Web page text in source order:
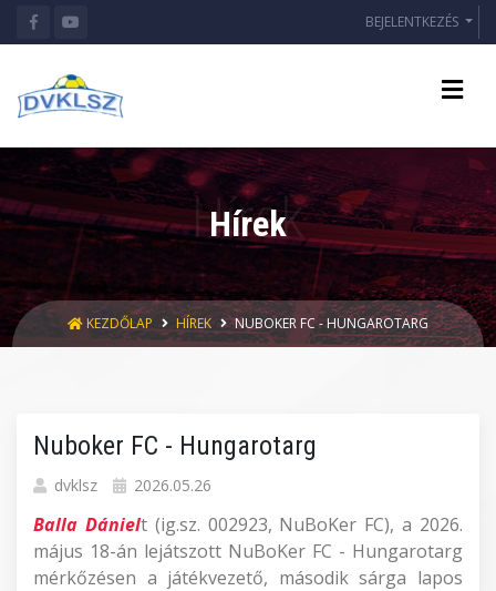
BEJELENTKEZÉS
Hírek
KEZDŐLAP HÍREK NUBOKER FC - HUNGAROTARG
Nuboker FC - Hungarotarg
dvklsz 2026.05.26
Balla Dánielt (ig.sz. 002923, NuBoKer FC), a 2026.
május 18-án lejátszott NuBoKer FC - Hungarotarg
mérkőzésen a játékvezető, második sárga lapos